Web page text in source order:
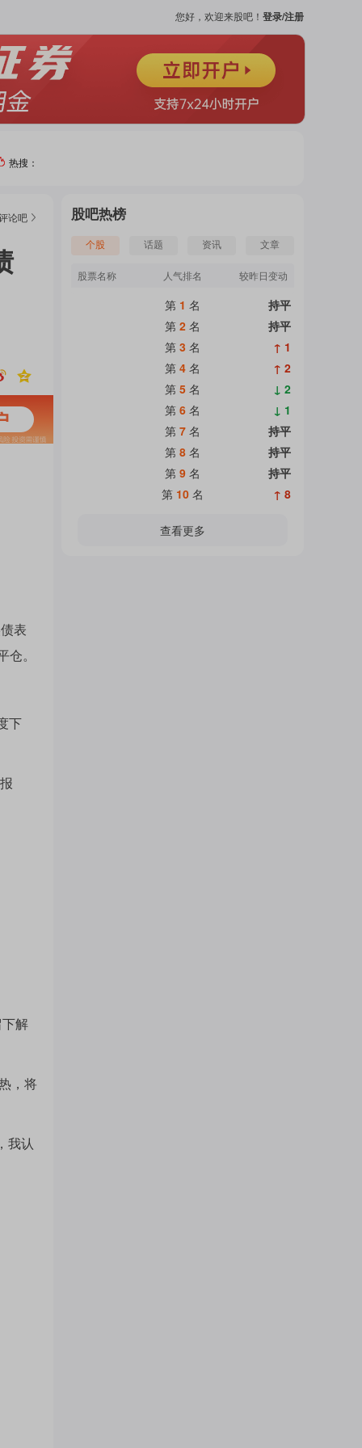
您好，欢迎来股吧！ 登录/注册
热门
热
门
热搜：
论吧
表
。
下
解
，将
我认
股吧热榜
个股 话题 资讯 文章
股票名称 人气排名 较昨日变动
第 1 名
持平
第 2 名
持平
第 3 名
↑ 1
第 4 名
↑ 2
第 5 名
↓ 2
第 6 名
↓ 1
第 7 名
持平
第 8 名
持平
第 9 名
持平
第 10 名 ↑ 8
查看更多